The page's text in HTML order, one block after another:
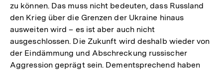
zu können. Das muss nicht bedeuten, dass Russland
den Krieg über die Grenzen der Ukraine hinaus
ausweiten wird – es ist aber auch nicht
ausgeschlossen. Die Zukunft wird deshalb wieder von
der Eindämmung und Abschreckung russischer
Aggression geprägt sein. Dementsprechend haben